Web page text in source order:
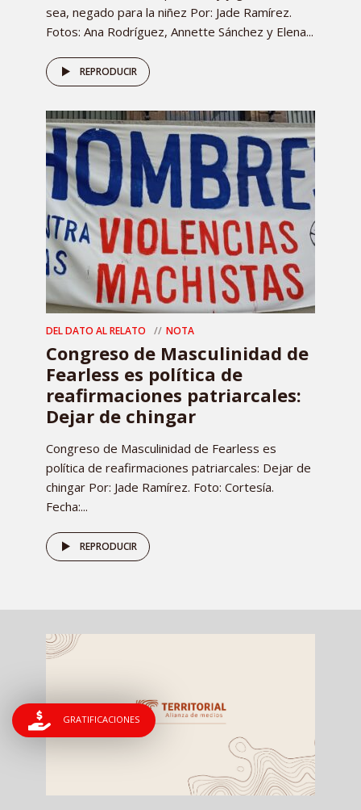
sea, negado para la niñez Por: Jade Ramírez.
Fotos: Ana Rodríguez, Annette Sánchez y Elena...
REPRODUCIR
DEL DATO AL RELATO NOTA
Congreso de Masculinidad de
Fearless es política de
reafirmaciones patriarcales:
Dejar de chingar
Congreso de Masculinidad de Fearless es
política de reafirmaciones patriarcales: Dejar de
chingar Por: Jade Ramírez. Foto: Cortesía.
Fecha:...
REPRODUCIR
GRATIFICACIONES